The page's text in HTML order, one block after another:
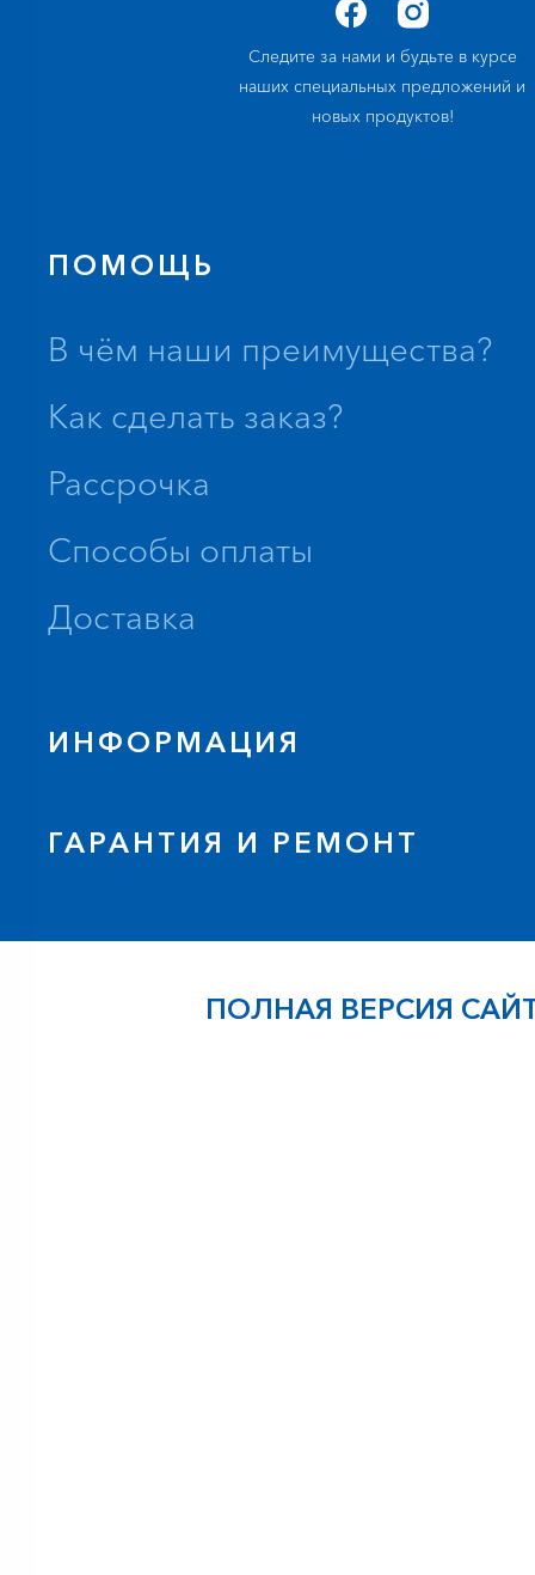
Следите за нами и будьте в курсе
наших специальных предложений и
новых продуктов!
ПОМОЩЬ
В чём наши преимущества?
Как сделать заказ?
Рассрочка
Способы оплаты
Доставка
ИНФОРМАЦИЯ
ГАРАНТИЯ И РЕМОНТ
ПОЛНАЯ ВЕРСИЯ